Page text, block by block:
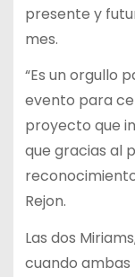
presente y
mes.
“Es un orgullo
evento para
proyecto que
que gracias al
Rejon.
Las dos
cuando ambas